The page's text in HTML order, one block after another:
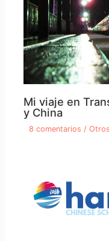
Mi viaje en
y China
8 comentarios /